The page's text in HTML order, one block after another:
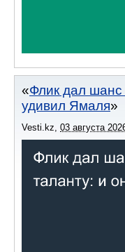
Флик дал шанс
удивил Ямаля
Vesti.kz, 03 августа